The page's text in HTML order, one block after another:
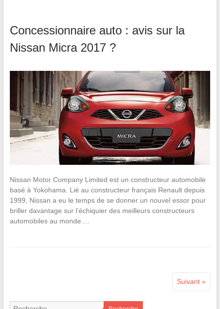
Concessionnaire auto : avis sur la
Nissan Micra 2017 ?
Nissan Motor Company Limited est un constructeur automobile
basé à Yokohama. Lié au constructeur français Renault depuis
1999, Nissan a eu le temps de se donner un nouvel essor pour
briller davantage sur l’échiquier des meilleurs constructeurs
automobiles au monde.…
Suivant »